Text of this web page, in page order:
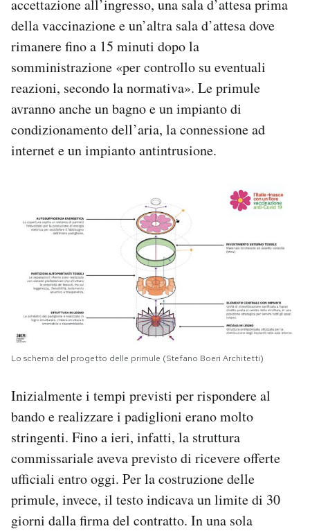
accettazione all’ingresso, una sala d’attesa prima
della vaccinazione e un’altra sala d’attesa dove
rimanere fino a 15 minuti dopo la
somministrazione «per controllo su eventuali
reazioni, secondo la normativa». Le primule
avranno anche un bagno e un impianto di
condizionamento dell’aria, la connessione ad
internet e un impianto antintrusione.
Lo schema del progetto delle primule (Stefano Boeri Architetti)
Inizialmente i tempi previsti per rispondere al
bando e realizzare i padiglioni erano molto
stringenti. Fino a ieri, infatti, la struttura
commissariale aveva previsto di ricevere offerte
ufficiali entro oggi. Per la costruzione delle
primule, invece, il testo indicava un limite di 30
giorni dalla firma del contratto. In una sola